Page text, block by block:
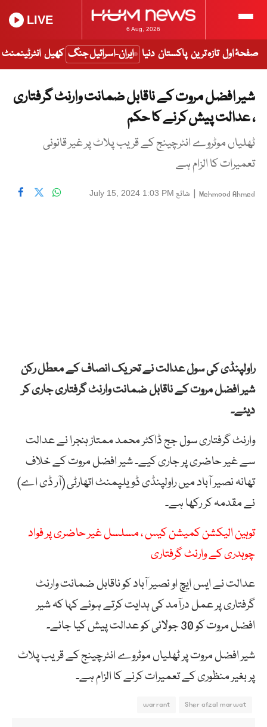
6 Aug, 2026
LIVE
صفحۂ اول تازہ ترین پاکستان دنیا ایران-اسرائیل جنگ کھیل انٹرٹینمنٹ
شیر افضل مروت کے ناقابل ضمانت وارنٹ گرفتاری
، عدالت پیش کرنے کا حکم
ٹھلیاں موٹروے انٹرچینج کے قریب پلاٹ پر غیر قانونی
تعمیرات کا الزام ہے
Mehmood Ahmed
| شائع July 15, 2024 1:03 PM
راولپنڈی کی سول عدالت نے تحریک انصاف کے معطل رکن
شیر افضل مروت کے ناقابل ضمانت وارنٹ گرفتاری جاری کر
دیئے۔
وارنٹ گرفتاری سول جج ڈاکٹر محمد ممتاز ہنجرا نے عدالت
سے غیر حاضری پر جاری کیے۔ شیر افضل مروت کے خلاف
تھانہ نصیر آباد میں راولپنڈی ڈویلپمنٹ اتھارٹی (آر ڈی اے)
نے مقدمہ کر رکھا ہے۔
توہین الیکشن کمیشن کیس ، مسلسل غیر حاضری پر فواد
چوہدری کے وارنٹ گرفتاری
عدالت نے ایس ایچ او نصیر آباد کو ناقابل ضمانت وارنٹ
گرفتاری پر عمل درآمد کی ہدایت کرتے ہوئے کہا کہ شیر
افضل مروت کو 30 جولائی کو عدالت پیش کیا جائے۔
شیر افضل مروت پر ٹھلیاں موٹروے انٹرچینج کے قریب پلاٹ
پر بغیر منظوری کے تعمیرات کرنے کا الزام ہے۔
Sher afzal marwat
warrant